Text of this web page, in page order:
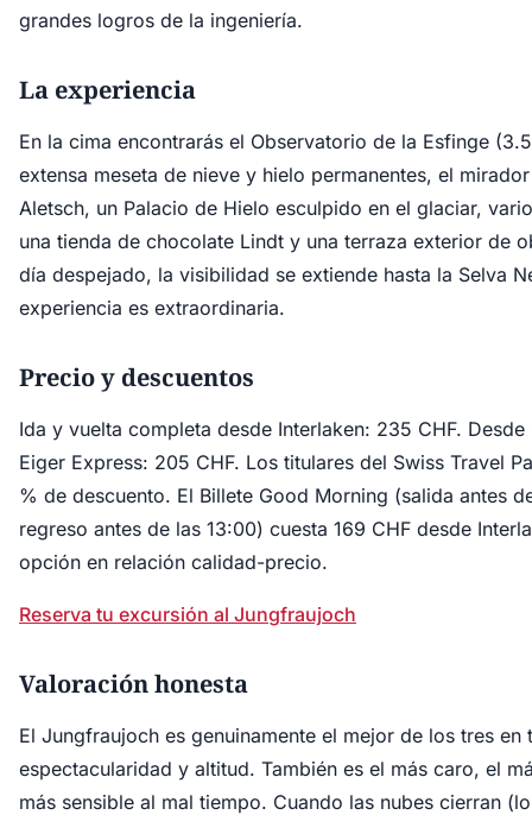
grandes logros de la ingeniería.
La experiencia
En la cima encontrarás el Observatorio de la Esfinge
extensa meseta de nieve y hielo permanentes, el
Aletsch, un Palacio de Hielo esculpido en el glaciar,
una tienda de chocolate Lindt y una terraza exterior de
día despejado, la visibilidad se extiende hasta la Selva
experiencia es extraordinaria.
Precio y descuentos
Ida y vuelta completa desde Interlaken: 235 CHF.
Eiger Express: 205 CHF. Los titulares del Swiss Travel
% de descuento. El Billete Good Morning (salida antes
regreso antes de las 13:00) cuesta 169 CHF desde
opción en relación calidad-precio.
Reserva tu excursión al Jungfraujoch
Valoración honesta
El Jungfraujoch es genuinamente el mejor de los tres en
espectacularidad y altitud. También es el más caro, el
más sensible al mal tiempo. Cuando las nubes cierran